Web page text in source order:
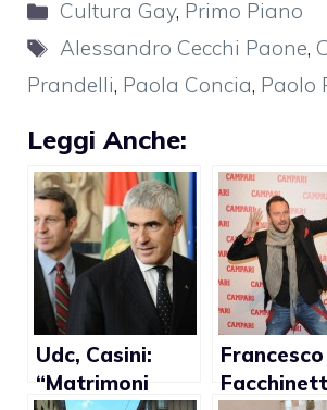
Categorie
Cultura Gay, Primo Piano
Tag
Alessandro Cecchi Paone,
Prandelli, Paola Concia, Paolo
Leggi Anche:
Udc, Casini:
“Matrimoni
Francesco